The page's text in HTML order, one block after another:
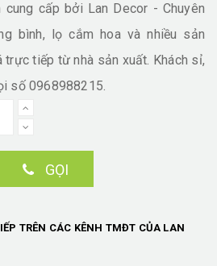
cấp bởi Lan Decor - Chuyên
bình, lọ cắm hoa và nhiều sản
trực tiếp từ nhà sản xuất. Khách sỉ,
số 0968988215.
GỌI
TRÊN CÁC KÊNH TMĐT CỦA LAN